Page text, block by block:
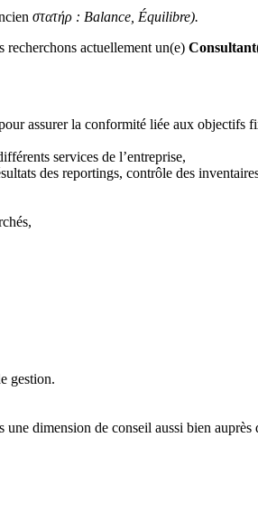
στατήρ‎ : Balance, Équilibre).
recherchons actuellement un(e)
assurer la conformité liée aux objectifs
services de l’entreprise,
des reportings, contrôle des
gestion.
dimension de conseil aussi bien auprès